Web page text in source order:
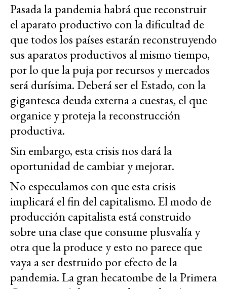
Pasada la pandemia habrá que reconstruir
el aparato productivo con la dificultad de
que todos los países estarán reconstruyendo
sus aparatos productivos al mismo tiempo,
por lo que la puja por recursos y mercados
será durísima. Deberá ser el Estado, con la
gigantesca deuda externa a cuestas, el que
organice y proteja la reconstrucción
productiva.
Sin embargo, esta crisis nos dará la
oportunidad de cambiar y mejorar.
No especulamos con que esta crisis
implicará el fin del capitalismo. El modo de
producción capitalista está construido
sobre una clase que consume plusvalía y
otra que la produce y esto no parece que
vaya a ser destruido por efecto de la
pandemia. La gran hecatombe de la Primera